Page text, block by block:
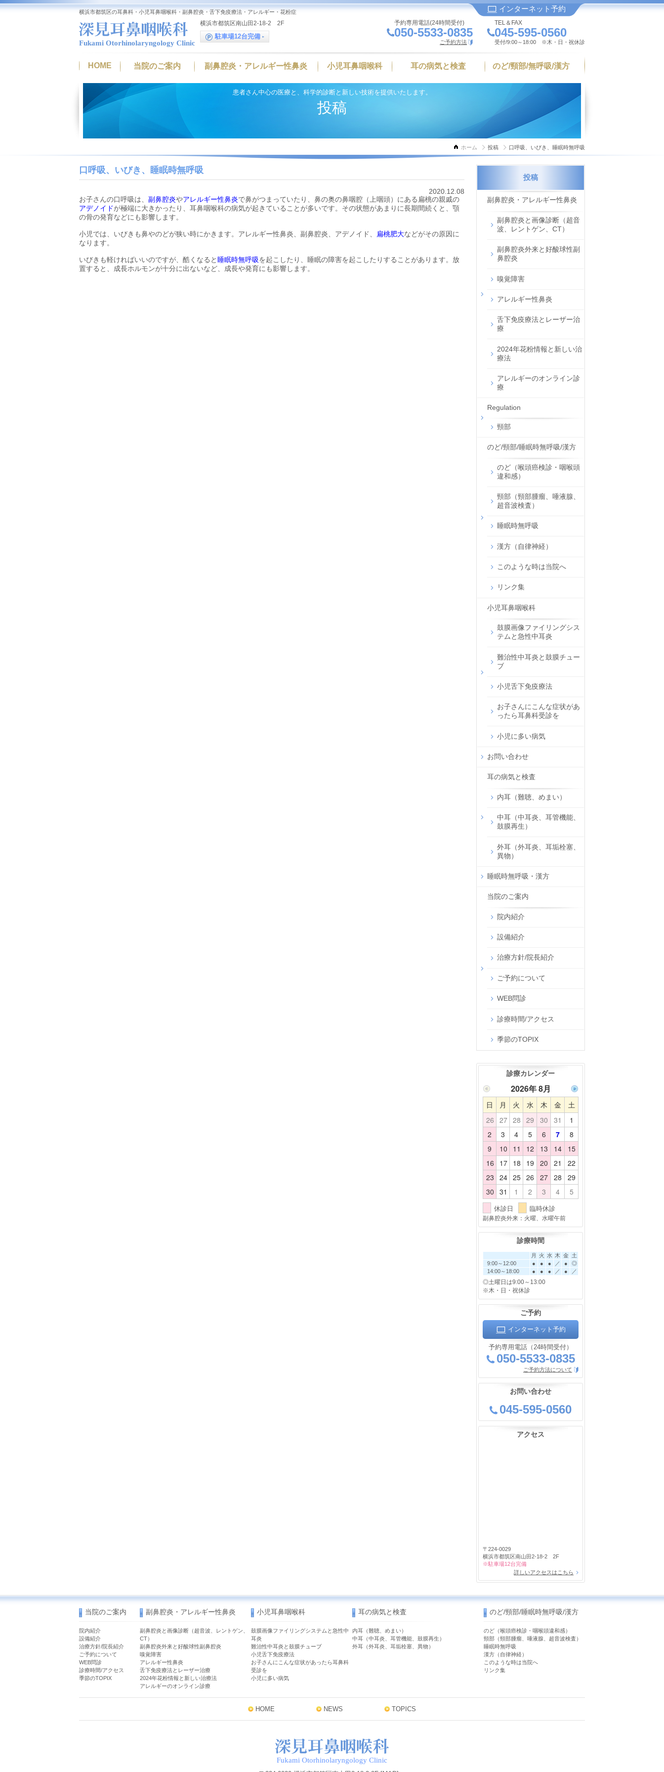
横浜市都筑区の耳鼻科・小児耳鼻咽喉科・副鼻腔炎・舌下免疫療法・アレルギー・花粉症
Fukami Otorhinolaryngology Clinic
横浜市都筑区南山田2-18-2 2F
駐車場12台完備
インターネット予約
予約専用電話(24時間受付)
050-5533-0835
ご予約方法
TEL＆FAX
045-595-0560
受付/9:00～18:00 ※木・日・祝休診
HOME 当院のご案内 副鼻腔炎・アレルギー性鼻炎 小児耳鼻咽喉科 耳の病気と検査 のど/頸部/無呼吸/漢方
患者さん中心の医療と、科学的診断と新しい技術を提供いたします。
投稿
ホーム 投稿 口呼吸、いびき、睡眠時無呼吸
口呼吸、いびき、睡眠時無呼吸
2020.12.08
お子さんの口呼吸は、 副鼻腔炎やアレルギー性鼻炎で鼻がつまっていたり、鼻の奥の鼻咽腔（上咽頭）にある扁桃の親戚の
アデノイドが極端に大きかったり、耳鼻咽喉科の病気が起きていることが多いです。その状態があまりに長期間続くと、顎
の骨の発育などにも影響します。
小児では、いびきも鼻やのどが狭い時にかきます。アレルギー性鼻炎、副鼻腔炎、アデノイド、 扁桃肥大などがその原因に
なります。
いびきも軽ければいいのですが、酷くなると 睡眠時無呼吸を起こしたり、睡眠の障害を起こしたりすることがあります。放
置すると、成長ホルモンが十分に出ないなど、成長や発育にも影響します。
投稿
副鼻腔炎・アレルギー性鼻炎
副鼻腔炎と画像診断（超音
波、レントゲン、CT）
副鼻腔炎外来と好酸球性副
鼻腔炎
嗅覚障害
アレルギー性鼻炎
舌下免疫療法とレーザー治
療
2024年花粉情報と新しい治
療法
アレルギーのオンライン診
療
Regulation
頸部
のど/頸部/睡眠時無呼吸/漢方
のど（喉頭癌検診・咽喉頭
違和感）
頸部（頸部腫瘤、唾液腺、
超音波検査）
睡眠時無呼吸
漢方（自律神経）
このような時は当院へ
リンク集
小児耳鼻咽喉科
鼓膜画像ファイリングシス
テムと急性中耳炎
難治性中耳炎と鼓膜チュー
ブ
小児舌下免疫療法
お子さんにこんな症状があ
ったら耳鼻科受診を
小児に多い病気
お問い合わせ
耳の病気と検査
内耳（難聴、めまい）
中耳（中耳炎、耳管機能、
鼓膜再生）
外耳（外耳炎、耳垢栓塞、
異物）
睡眠時無呼吸・漢方
当院のご案内
院内紹介
設備紹介
治療方針/院長紹介
ご予約について
WEB問診
診療時間/アクセス
季節のTOPIX
診療カレンダー
2026年 8月
日 月 火 水 木 金
土
26 27 28 29 30 31
1
2
3 4 5 6 7
8
9
10 11 12 13 14
15
16
17 18 19 20 21
22
23 24 25 26 27 28
29
30 31 1 2 3 4 5
休診日 臨時休診
副鼻腔炎外来：火曜、水曜午前
診療時間
月 火 水 木 金
土
9:00～12:00
● ● ● ／ ●
◎
14:00～18:00
● ● ● ／ ● ／
◎土曜日は9:00～13:00
※木・日・祝休診
ご予約
インターネット予約
予約専用電話（24時間受付）
050-5533-0835
ご予約方法について
お問い合わせ
045-595-0560
アクセス
〒224-0029
横浜市都筑区南山田2-18-2 2F
※駐車場12台完備
詳しいアクセスはこちら
当院のご案内
院内紹介
設備紹介
治療方針/院長紹介
ご予約について
WEB問診
診療時間/アクセス
季節のTOPIX
副鼻腔炎・アレルギー性鼻炎
副鼻腔炎と画像診断（超音波、レントゲン、
CT）
副鼻腔炎外来と好酸球性副鼻腔炎
嗅覚障害
アレルギー性鼻炎
舌下免疫療法とレーザー治療
2024年花粉情報と新しい治療法
アレルギーのオンライン診療
小児耳鼻咽喉科
鼓膜画像ファイリングシステムと急性中
耳炎
難治性中耳炎と鼓膜チューブ
小児舌下免疫療法
お子さんにこんな症状があったら耳鼻科
受診を
小児に多い病気
耳の病気と検査
内耳（難聴、めまい）
中耳（中耳炎、耳管機能、鼓膜再生）
外耳（外耳炎、耳垢栓塞、異物）
のど/頸部/睡眠時無呼吸/漢方
のど（喉頭癌検診・咽喉頭違和感）
頸部（頸部腫瘤、唾液腺、超音波検査）
睡眠時無呼吸
漢方（自律神経）
このような時は当院へ
リンク集
HOME NEWS TOPICS
Fukami Otorhinolaryngology Clinic